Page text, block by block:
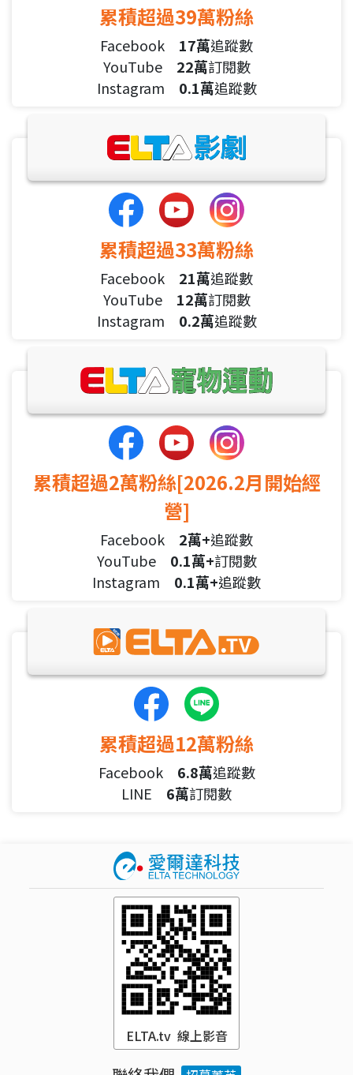
累積超過39萬粉絲
Facebook 17萬追蹤數
YouTube 22萬訂閱數
Instagram 0.1萬追蹤數
累積超過33萬粉絲
Facebook 21萬追蹤數
YouTube 12萬訂閱數
Instagram 0.2萬追蹤數
累積超過2萬粉絲[2026.2月開始經
營]
Facebook 2萬+追蹤數
YouTube 0.1萬+訂閱數
Instagram 0.1萬+追蹤數
累積超過12萬粉絲
Facebook 6.8萬追蹤數
LINE 6萬訂閱數
ELTA.tv 線上影音